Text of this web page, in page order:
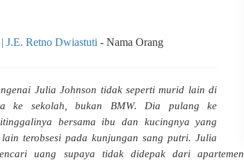
J.E. Retno Dwiastuti - Nama Orang
Julia Johnson tidak seperti murid lain di
ke sekolah, bukan BMW. Dia pulang ke
bersama ibu dan kucingnya yang
lain terobsesi pada kunjungan sang putri. Julia
uang supaya tidak didepak dari apartemen